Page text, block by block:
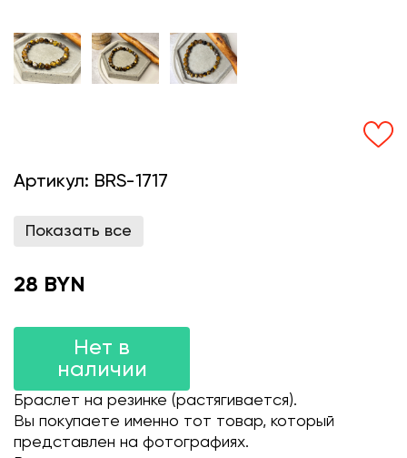
Артикул: BRS-1717
Показать все
28 BYN
Нет в
наличии
Браслет на резинке (растягивается).
Вы покупаете именно тот товар, который
представлен на фотографиях.